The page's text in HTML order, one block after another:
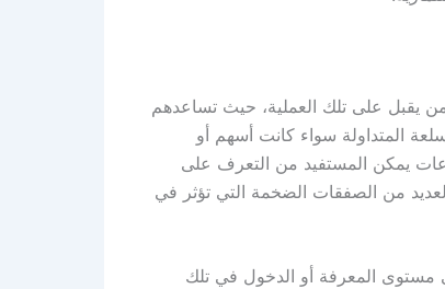
يقبل على تلك العملية، حيث تساعدهم
المتداولة سواء كانت أسهم أو
يمكن المستفيد من التعرف على
من الصفقات الضخمة التي تؤثر في
مستوى المعرفة أو الدخول في تلك